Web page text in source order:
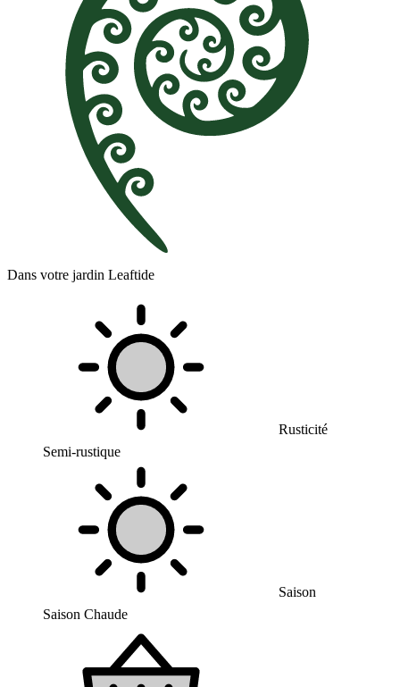
Dans votre jardin Leaftide
Rusticité
Semi-rustique
Saison
Saison Chaude